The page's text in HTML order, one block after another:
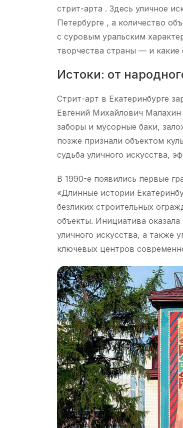
стрит-арта . Здесь уличное
Петербурге , а количество
с суровым уральским
творчества страны — и
Истоки: от
Стрит-арт в Екатеринбурге
Евгений Михайлович
заборы и мусорные баки,
позже признали объектом
судьба уличного искусства,
В 1990-е появились первые
«Длинные истории
безликих строительных
объекты. Инициатива
уличного искусства, а также
ключевых центров